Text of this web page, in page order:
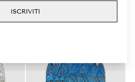
Mini
ISCRIVITI